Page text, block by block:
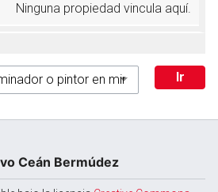
Ninguna propiedad vincula aquí.
Ceán Bermúdez